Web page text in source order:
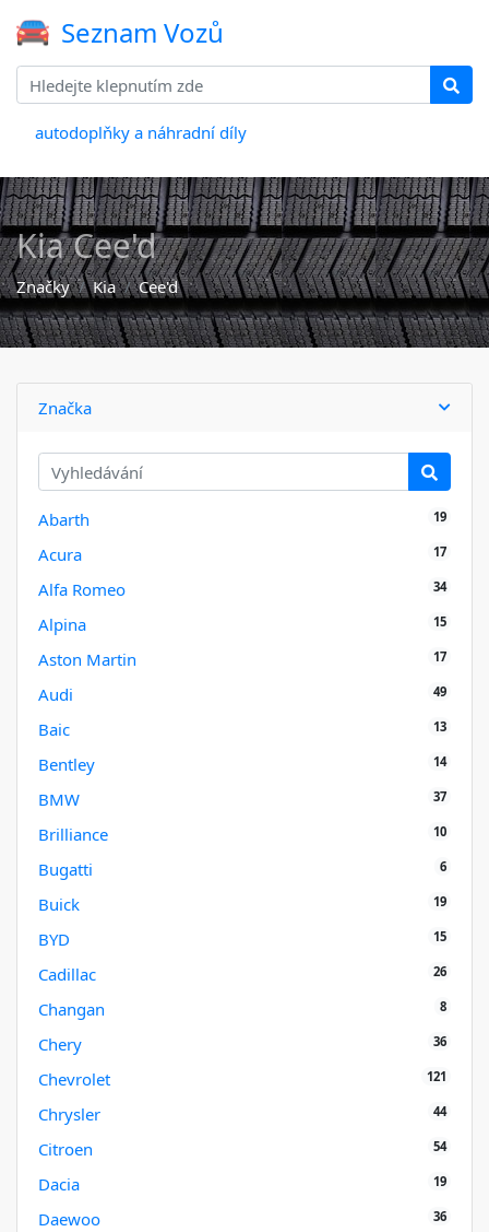
Seznam Vozů
autodoplňky a náhradní díly
Kia Cee'd
Značky Kia Cee'd
Značka
Abarth 19
Acura 17
Alfa Romeo 34
Alpina 15
Aston Martin 17
Audi 49
Baic 13
Bentley 14
BMW 37
Brilliance 10
Bugatti 6
Buick 19
BYD 15
Cadillac 26
Changan 8
Chery 36
Chevrolet 121
Chrysler 44
Citroen 54
Dacia 19
Daewoo 36